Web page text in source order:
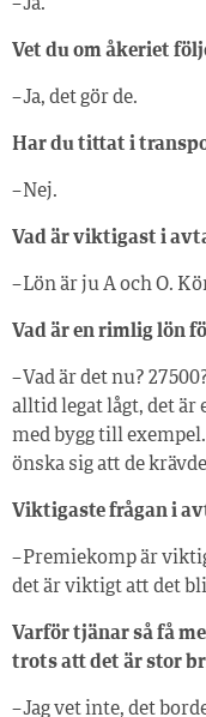
– Ja.
Vet du om åkeriet
– Ja, det gör de.
Har du tittat i
– Nej.
Vad är viktigast i
– Lön är ju A och O.
Vad är en rimlig lön
– Vad är det nu? 27
alltid legat lågt, det
med bygg till
önska sig att de
Viktigaste frågan i
– Premiekomp är
det är viktigt att det
Varför tjänar så få
trots att det är stor
– Jag vet inte, det